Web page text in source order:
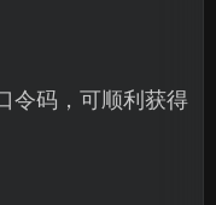
令码，可顺利获得